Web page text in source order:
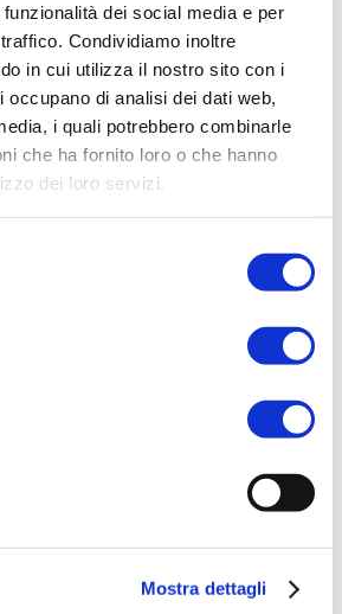
dei social media e per
Condividiamo inoltre
in cui utilizza il nostro sito con i
occupano di analisi dei dati web,
i quali potrebbero combinarle
che ha fornito loro o che hanno
dei loro servizi.
Mostra dettagli
BODYCARE , DONNA
BATH FOAM
RITUENA
PRODOTTO